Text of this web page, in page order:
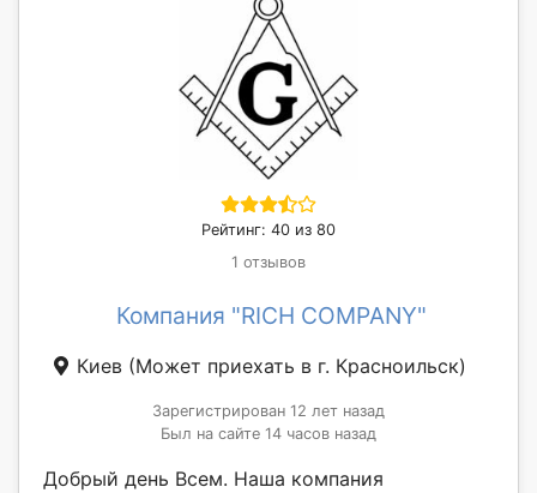
Рейтинг: 40 из 80
1 отзывов
Компания "RICH COMPANY"
Киев (Может приехать в г. Красноильск)
Зарегистрирован 12 лет назад
Был на сайте 14 часов назад
Добрый день Всем. Наша компания